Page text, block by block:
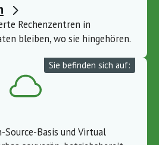
Rechenzentren in
bleiben, wo sie hingehören.
Source-Basis und Virtual
Sie befinden sich auf: